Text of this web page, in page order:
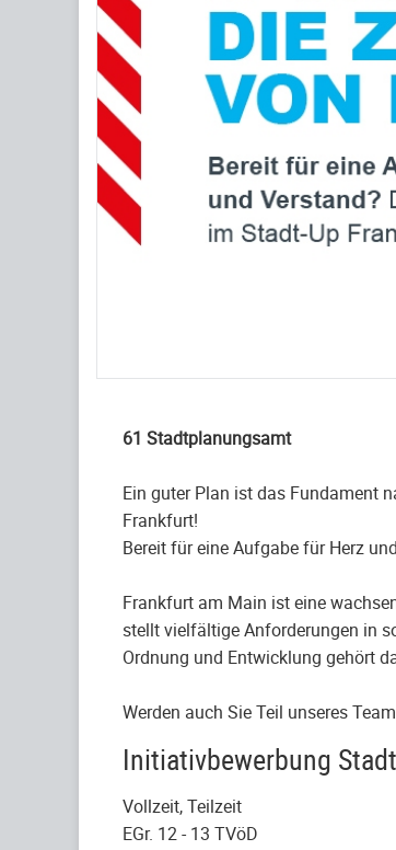
61 Stadtplanungsamt
Ein guter Plan ist das Fundament
Frankfurt!
Bereit für eine Aufgabe für Herz
Frankfurt am Main ist eine
stellt vielfältige Anforderungen in
Ordnung und Entwicklung gehört
Werden auch Sie Teil unseres
Initiativbewerbung
Vollzeit, Teilzeit
EGr. 12 - 13 TVöD